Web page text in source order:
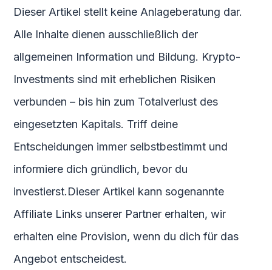
Dieser Artikel stellt keine Anlageberatung dar.
Alle Inhalte dienen ausschließlich der
allgemeinen Information und Bildung. Krypto-
Investments sind mit erheblichen Risiken
verbunden – bis hin zum Totalverlust des
eingesetzten Kapitals. Triff deine
Entscheidungen immer selbstbestimmt und
informiere dich gründlich, bevor du
investierst.Dieser Artikel kann sogenannte
Affiliate Links unserer Partner erhalten, wir
erhalten eine Provision, wenn du dich für das
Angebot entscheidest.